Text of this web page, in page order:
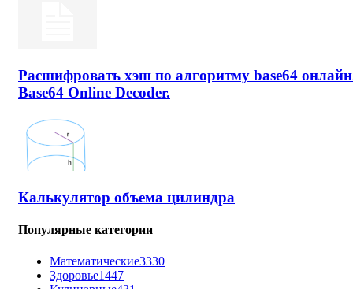
Расшифровать хэш по алгоритму base64
Base64 Online Decoder.
Калькулятор объема цилиндра
Популярные категории
Математические3330
Здоровье1447